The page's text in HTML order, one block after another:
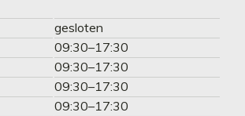
gesloten
09:30–17:30
09:30–17:30
09:30–17:30
09:30–17:30